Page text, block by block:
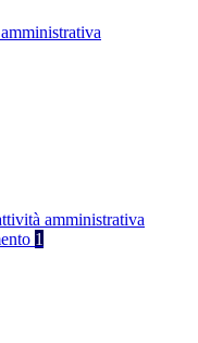
amministrativa
1